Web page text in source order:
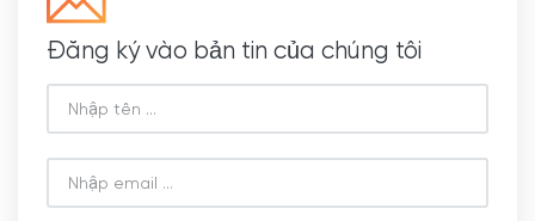
Đăng ký vào bản tin của chúng tôi